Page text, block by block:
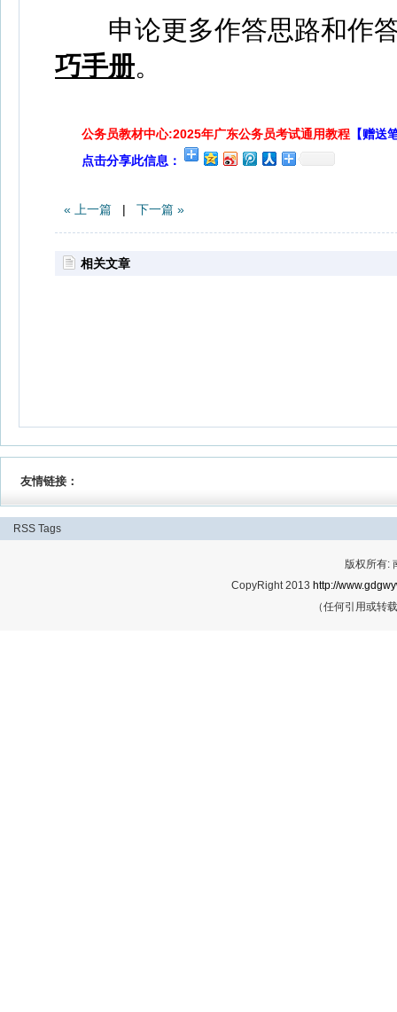
申论更多作答思路和作答
巧手册。
公务员教材中心:2025年广东公务员考试通用教程 【赠送
点击分享此信息：
« 上一篇 | 下一篇 »
相关文章
友情链接：
RSS Tags
版权所有:
CopyRight 2013 http://
（任何引用或转